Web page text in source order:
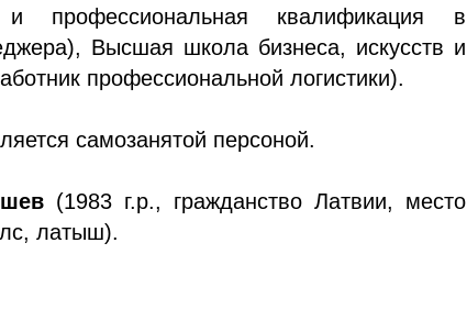
и профессиональная квалификация в
Высшая школа бизнеса, искусств и
профессиональной логистики).
самозанятой персоной.
(1983 г.р., гражданство Латвии, место
латыш).